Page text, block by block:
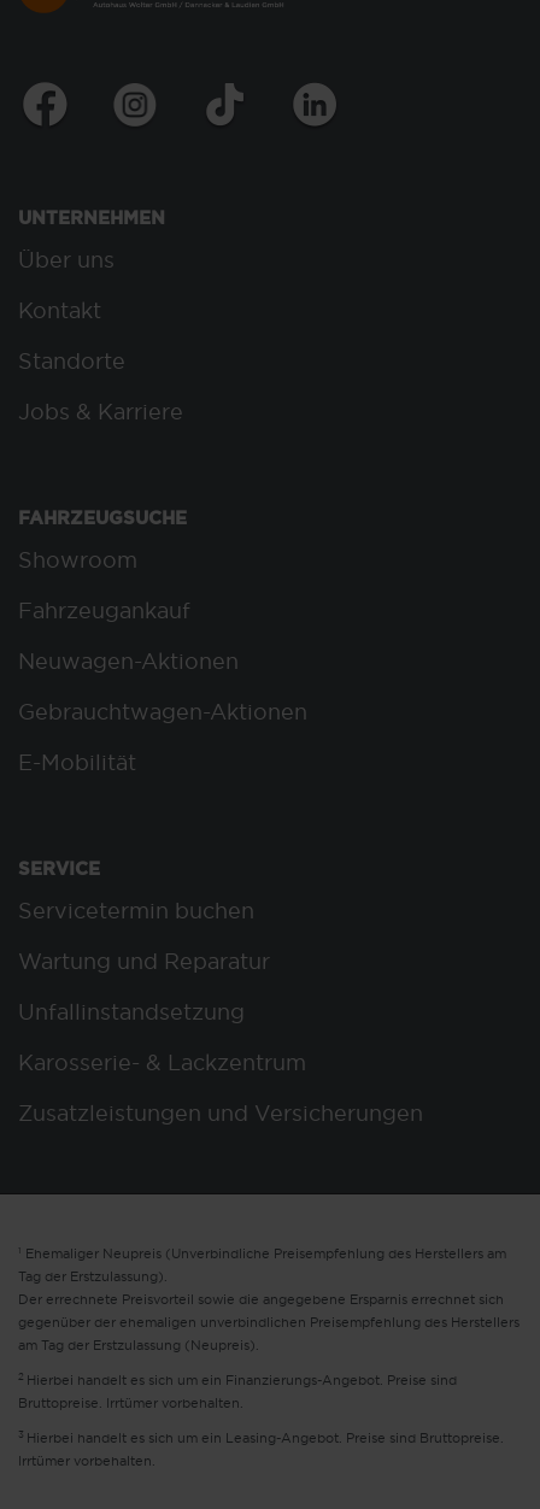
UNTERNEHMEN
Über uns
Kontakt
Standorte
Jobs & Karriere
FAHRZEUGSUCHE
Showroom
Fahrzeugankauf
Neuwagen-Aktionen
Gebrauchtwagen-Aktionen
E-Mobilität
SERVICE
Servicetermin buchen
Wartung und Reparatur
Unfallinstandsetzung
Karosserie- & Lackzentrum
Zusatzleistungen und Versicherungen
1 Ehemaliger Neupreis (Unverbindliche Preisempfehlung des Herstellers am
Tag der Erstzulassung).
Der errechnete Preisvorteil sowie die angegebene Ersparnis errechnet sich
gegenüber der ehemaligen unverbindlichen Preisempfehlung des Herstellers
am Tag der Erstzulassung (Neupreis).
2 Hierbei handelt es sich um ein Finanzierungs-Angebot. Preise sind
Bruttopreise. Irrtümer vorbehalten.
3 Hierbei handelt es sich um ein Leasing-Angebot. Preise sind Bruttopreise.
Irrtümer vorbehalten.